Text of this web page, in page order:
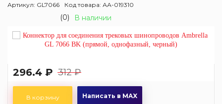
Артикул: GL7066 Код товара: АА-019310
(0) В наличии
296.4 ₽ 312 ₽
В корзину Написать в MAX